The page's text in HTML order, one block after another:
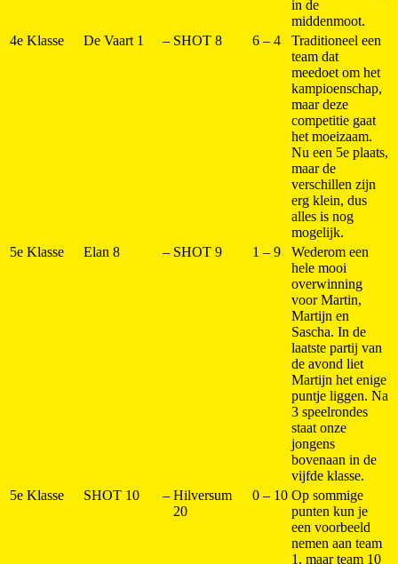
in de
middenmoot.
4e Klasse
De Vaart 1 – SHOT 8 6 – 4
Traditioneel een
team dat
meedoet om het
kampioenschap,
maar deze
competitie gaat
het moeizaam.
Nu een 5e plaats,
maar de
verschillen zijn
erg klein, dus
alles is nog
mogelijk.
5e Klasse
Elan 8 – SHOT 9 1 – 9
Wederom een
hele mooi
overwinning
voor Martin,
Martijn en
Sascha. In de
laatste partij van
de avond liet
Martijn het enige
puntje liggen. Na
3 speelrondes
staat onze
jongens
bovenaan in de
vijfde klasse.
5e Klasse
SHOT 10 – Hilversum
20
0 – 10 Op sommige
punten kun je
een voorbeeld
nemen aan team
1, maar team 10